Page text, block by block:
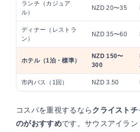
ランチ（カジュア
ル）
NZD 20〜35
ディナー（レストラ
ン）
NZD 35〜60
ホテル（1泊・標準）
NZD 150〜
300
市内バス（1回） NZD 3.50
コスパを重視するならクライスト
のがおすすめです。サウスアイラ